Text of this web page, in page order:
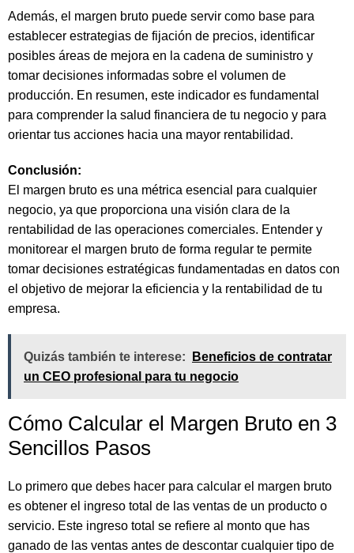
Además, el margen bruto puede servir como base para
establecer estrategias de fijación de precios, identificar
posibles áreas de mejora en la cadena de suministro y
tomar decisiones informadas sobre el volumen de
producción. En resumen, este indicador es fundamental
para comprender la salud financiera de tu negocio y para
orientar tus acciones hacia una mayor rentabilidad.
Conclusión:
El margen bruto es una métrica esencial para cualquier
negocio, ya que proporciona una visión clara de la
rentabilidad de las operaciones comerciales. Entender y
monitorear el margen bruto de forma regular te permite
tomar decisiones estratégicas fundamentadas en datos con
el objetivo de mejorar la eficiencia y la rentabilidad de tu
empresa.
Quizás también te interese:
Beneficios de contratar
un CEO profesional para tu negocio
Cómo Calcular el Margen Bruto en 3
Sencillos Pasos
Lo primero que debes hacer para calcular el margen bruto
es obtener el ingreso total de las ventas de un producto o
servicio. Este ingreso total se refiere al monto que has
ganado de las ventas antes de descontar cualquier tipo de